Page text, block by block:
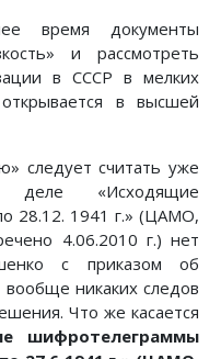
время документы
и рассмотреть
в СССР в мелких
в высшей
следует считать уже
«Исходящие
28.12. 1941 г.» (ЦАМО,
4.06.2010 г.) нет
с приказом об
никаких следов
Что же касается
шифротелеграммы